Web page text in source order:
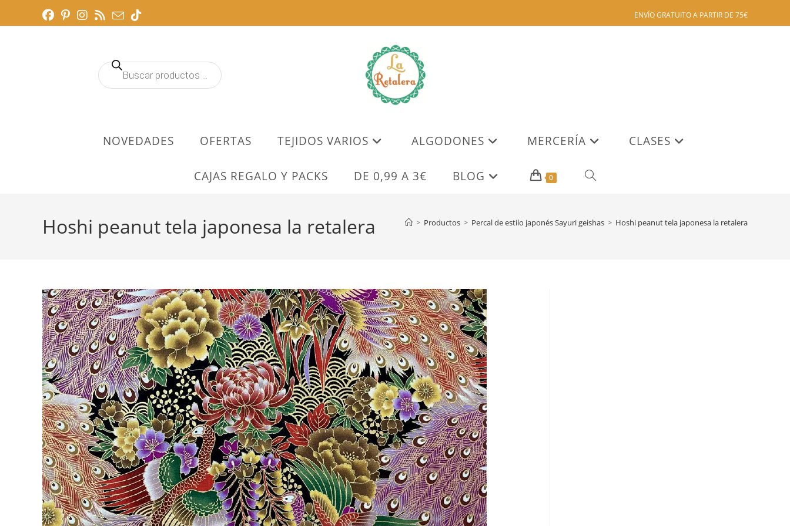
ENVÍO GRATUITO A PARTIR DE 75€
Búsqueda
de
NOVEDADES OFERTAS TEJIDOS VARIOS ALGODONES MERCERÍA CLASES
CAJAS REGALO Y PACKS DE 0,99 A 3€ BLOG 0 ALTERNAR
Hoshi peanut tela japonesa la retalera > Productos > Percal de estilo japonés Sayuri geishas > Hoshi peanut tela japonesa la retalera